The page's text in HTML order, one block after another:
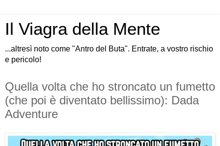
Il Viagra della Mente
...altresì noto come "Antro del Buta". Entrate, a vostro rischio
e pericolo!
Quella volta che ho stroncato un fumetto
(che poi è diventato bellissimo): Dada
Adventure